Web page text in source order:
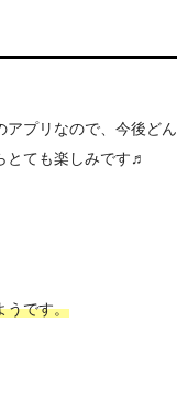
プリなので、今後どん
とても楽しみです♬
うです。